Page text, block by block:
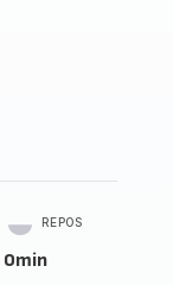
REPOS
0min